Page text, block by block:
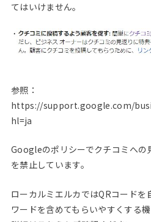
てはいけません。
参照：
https://support.google.com/
hl=ja
Googleのポリシーでクチコミへの
を禁止しています。
ローカルミエルカではQRコード
ワードを含めてもらいやすくする機